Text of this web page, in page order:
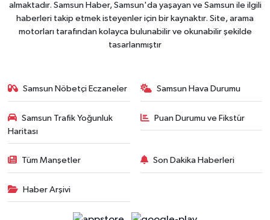
almaktadır. Samsun Haber, Samsun'da yaşayan ve Samsun ile ilgili
haberleri takip etmek isteyenler için bir kaynaktır. Site, arama
motorları tarafından kolayca bulunabilir ve okunabilir şekilde
tasarlanmıştır
Samsun Nöbetçi Eczaneler Samsun Hava Durumu
Samsun Trafik Yoğunluk
Haritası
Puan Durumu ve Fikstür
Tüm Manşetler Son Dakika Haberleri
Haber Arşivi